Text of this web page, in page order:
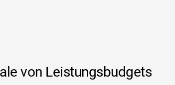
von Leistungsbudgets